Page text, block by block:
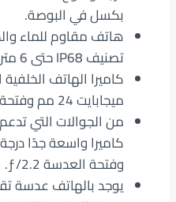
بكسل في البوصة.
هاتف مقاوم للماء
تصنيف IP68 حتى 6 متر لمدة نصف ساعة.
ميجابايت 24 مم وفتحة العدسة ƒ/1.78.
وفتحة العدسة ƒ/2.2.